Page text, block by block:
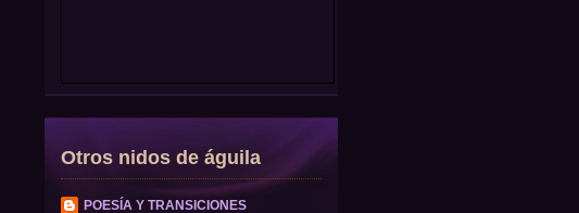
Otros nidos de águila
POESÍA Y TRANSICIONES